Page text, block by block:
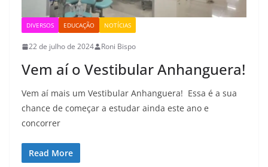
DIVERSOS EDUCAÇÃO NOTÍCIAS
22 de julho de 2024 Roni Bispo
Vem aí o Vestibular Anhanguera!
Vem aí mais um Vestibular Anhanguera! Essa é a sua
chance de começar a estudar ainda este ano e
concorrer
Read More